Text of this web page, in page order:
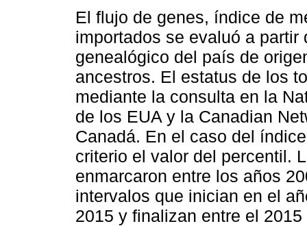
El flujo de genes, índice de
importados se evaluó a
genealógico del país de
ancestros. El estatus de los
mediante la consulta en la
de los EUA y la Canadian
Canadá. En el caso del
criterio el valor del percentil.
enmarcaron entre los años
intervalos que inician en el
2015 y finalizan entre el